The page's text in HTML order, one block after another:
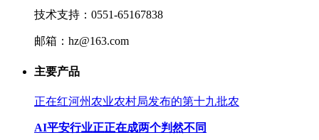
技术支持：0551-65167838
邮箱：hz@163.com
主要产品
正在红河州农业农村局发布的第十九批农
AI平安行业正正在成两个判然不同